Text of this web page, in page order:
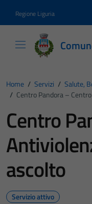
Regione Liguria
Home / Servizi / Salute,
/ Centro Pandora –
Centro
ascolto
Servizio attivo